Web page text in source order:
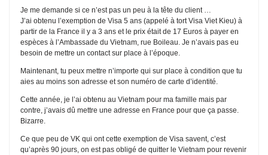
Je me demande si ce n’est pas un peu à la tête du client …
J’ai obtenu l’exemption de Visa 5 ans (appelé à tort Visa Viet Kieu) à
partir de la France il y a 3 ans et le prix était de 17 Euros à payer en
espèces à l’Ambassade du Vietnam, rue Boileau. Je n’avais pas eu
besoin de mettre un contact sur place à l’époque.
Maintenant, tu peux mettre n’importe qui sur place à condition que tu
aies au moins son adresse et son numéro de carte d’identité.
Cette année, je l’ai obtenu au Vietnam pour ma famille mais par
contre, j’avais dû mettre une adresse en France pour que ça passe.
Bizarre.
Ce que peu de VK qui ont cette exemption de Visa savent, c’est
qu’après 90 jours, on est pas obligé de quitter le Vietnam pour revenir